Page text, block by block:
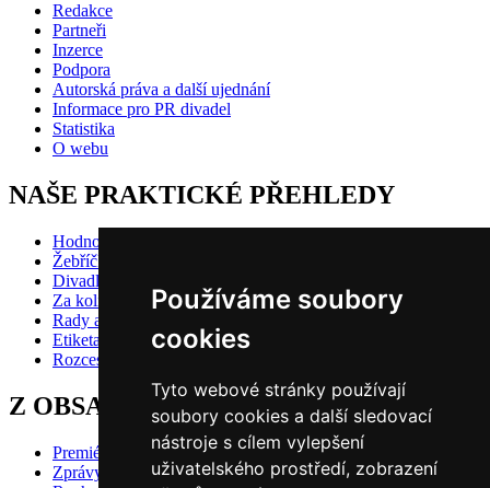
Používáme soubory
cookies
Tyto webové stránky používají
soubory cookies a další sledovací
nástroje s cílem vylepšení
uživatelského prostředí, zobrazení
Redakce
Partneři
Inzerce
Podpora
Autorská práva a další ujednání
Informace pro PR divadel
Statistika
O webu
NAŠE PRAKTICKÉ PŘEHLEDY
Hodnocení inscenací
Žebříčky
Divadlo pro děti
Za kolik do divadla?
Rady a doporučení
Etiketa?
Rozcestník
Z OBSAHU VYBÍRÁME
Premiéry
Zprávy